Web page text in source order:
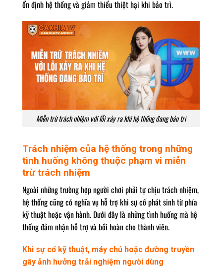
ổn định hệ thống và giảm thiểu thiệt hại khi bảo trì.
Miễn trừ trách nhiệm với lỗi xảy ra khi hệ thống đang bảo trì
Trách nhiệm của hệ thống trong những
tình huống không thuộc phạm vi miễn
trừ trách nhiệm
Ngoài những trường hợp người chơi phải tự chịu trách nhiệm,
hệ thống cũng có nghĩa vụ hỗ trợ khi sự cố phát sinh từ phía
kỹ thuật hoặc vận hành. Dưới đây là những tình huống mà hệ
thống đảm nhận hỗ trợ và bồi hoàn cho thành viên.
Khi sự cố kỹ thuật, máy chủ hoặc đường truyền
gây ảnh hưởng trải nghiệm người dùng